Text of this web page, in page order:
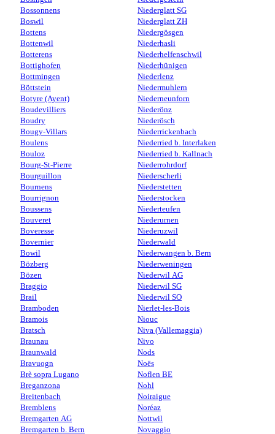
Bossonnens
Boswil
Bottens
Bottenwil
Botterens
Bottighofen
Bottmingen
Böttstein
Botyre (Ayent)
Boudevilliers
Boudry
Bougy-Villars
Boulens
Bouloz
Bourg-St-Pierre
Bourguillon
Bournens
Bourrignon
Boussens
Bouveret
Boveresse
Bovernier
Bowil
Bözberg
Bözen
Braggio
Brail
Bramboden
Bramois
Bratsch
Braunau
Braunwald
Bravuogn
Brè sopra Lugano
Breganzona
Breitenbach
Bremblens
Bremgarten AG
Bremgarten b. Bern
Niederglatt SG
Niederglatt ZH
Niedergösgen
Niederhasli
Niederhelfenschwil
Niederhünigen
Niederlenz
Niedermuhlern
Niederneunforn
Niederönz
Niederösch
Niederrickenbach
Niederried b. Interlaken
Niederried b. Kallnach
Niederrohrdorf
Niederscherli
Niederstetten
Niederstocken
Niederteufen
Niederurnen
Niederuzwil
Niederwald
Niederwangen b. Bern
Niederweningen
Niederwil AG
Niederwil SG
Niederwil SO
Nierlet-les-Bois
Niouc
Niva (Vallemaggia)
Nivo
Nods
Noës
Noflen BE
Nohl
Noiraigue
Noréaz
Nottwil
Novaggio